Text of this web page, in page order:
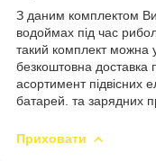
З даним комплектом
водоймах під час
такий комплект можна
безкоштовна доставка
асортимент підвісних
батарей. та зарядних
Приховати